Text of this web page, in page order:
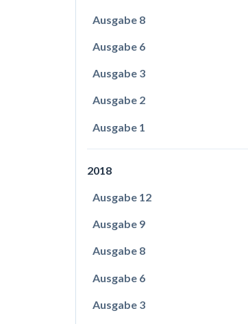
Ausgabe 8
Ausgabe 6
Ausgabe 3
Ausgabe 2
Ausgabe 1
2018
Ausgabe 12
Ausgabe 9
Ausgabe 8
Ausgabe 6
Ausgabe 3